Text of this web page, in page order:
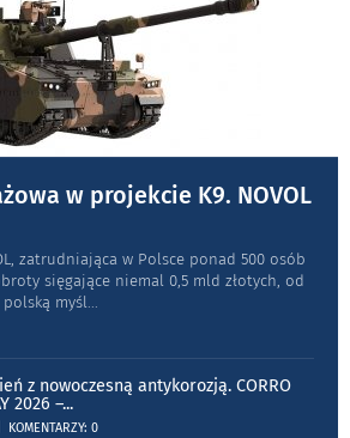
w projekcie K9. NOVOL
zatrudniająca w Polsce ponad 500 osób
sięgające niemal 0,5 mld złotych, od
myśl...
z nowoczesną antykorozją. CORRO
2026 –...
KOMENTARZY: 0